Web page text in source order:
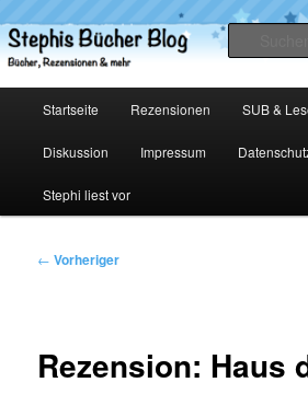
primären
Inhalt
Stephis Bücher Blog
Startseite Rezensionen SUB &
Diskussion Impressum
Stephi liest vor
Beitragsnavigation
← Vorheriger
Rezension: Haus